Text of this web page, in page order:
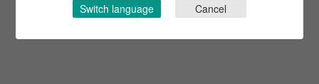
Switch language Cancel